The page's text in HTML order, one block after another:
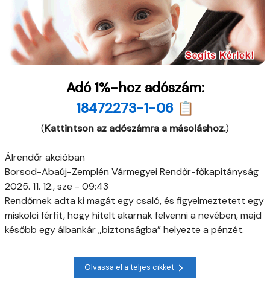
Adó 1%-hoz adószám:
18472273-1-06 📋
(Kattintson az adószámra a másoláshoz.)
Álrendőr akcióban
Borsod-Abaúj-Zemplén Vármegyei Rendőr-főkapitányság
2025. 11. 12., sze - 09:43
Rendőrnek adta ki magát egy csaló, és figyelmeztetett egy
miskolci férfit, hogy hitelt akarnak felvenni a nevében, majd
később egy álbankár „biztonságba” helyezte a pénzét.
Olvassa el a teljes cikket